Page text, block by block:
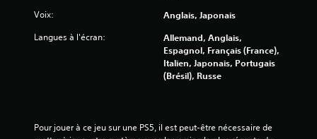
5
v
Voix: Anglais, Japonais
Langues à l'écran:
Allemand, Anglais,
Espagnol, Français (France),
Italien, Japonais, Portugais
(Brésil), Russe
Pour jouer à ce jeu sur une PS5, il est peut-être nécessaire de